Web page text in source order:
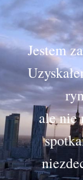
Jestem
ale nie